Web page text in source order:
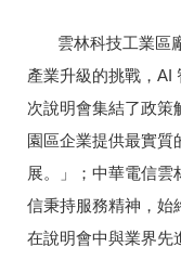
雲林科技工業區廠
產業升級的挑戰，AI
次說明會集結了政策
園區企業提供最實質
展。」；中華電信雲
信秉持服務精神，始
在說明會中與業界先